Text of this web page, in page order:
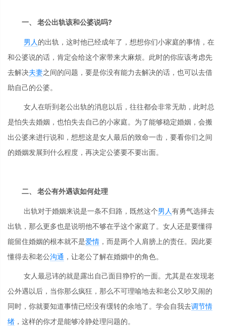
一、 老公出轨该和公婆说吗?
男人 的出轨，这时他已经成年了，想想你们小家庭的事情，在
和公婆说的话，肯定会给这个家带来大麻烦。此时的你应该考虑先
去解决夫妻之间的问题，要是你没有能力去解决的话，也可以去借
助自己的公婆。
女人在听到老公出轨的消息以后，往往都会非常无助，此时总
是怕失去婚姻，也怕失去自己的小家庭。为了能够稳定婚姻，会搬
出公婆来进行说和，想想这是女人最后的致命一击，要看你们之间
的婚姻发展到什么程度，再决定公婆要不要出面。
二、 老公有外遇该如何处理
出轨对于婚姻来说是一条不归路，既然这个男人有勇气选择去
出轨，那么更多也是说明他不够在乎这个家庭了。女人还是要懂得
能留住婚姻的根本就不是爱情 ，而是两个人肩膀上的责任。因此要
懂得去和老公沟通 ，让老公了解在婚姻中的角色。
女人最忌讳的就是露出自己面目狰狞的一面。尤其是在发现老
公外遇以后，当你那么疯狂，那么不可理喻地去和老公又吵又闹的
同时，你就要知道事情已经没有缓转的余地了。学会自我去调节情
绪 ，这样的你才是能够冷静处理问题的。